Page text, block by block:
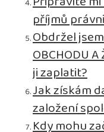
příjmů
Obdržel
OBCHODU
ji zaplatit?
Jak získám
založení
Kdy mohu